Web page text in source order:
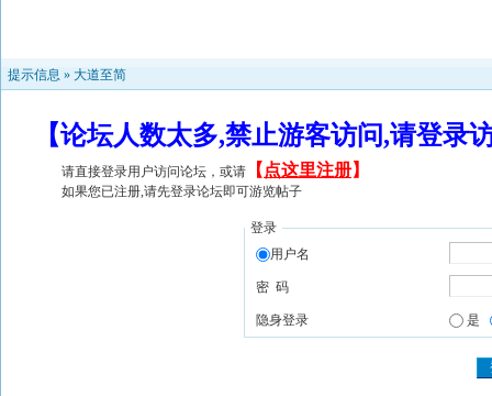
提示信息 » 大道至简
【论坛人数太多,禁止游客访问,请登
请直接登录用户访问论坛，或请 【 点这里注册】
如果您已注册,请先登录论坛即可游览帖子
登录
用户名
密 码
隐身登录 是